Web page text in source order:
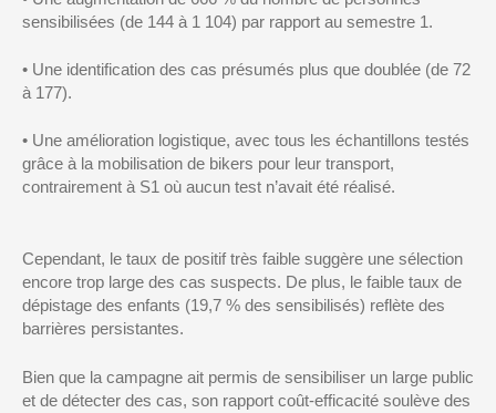
sensibilisées (de 144 à 1 104) par rapport au semestre 1 .
• Une identification des cas présumés plus que doublée (de 72
à 177).
• Une amélioration logistique, avec tous les échantillons testés
grâce à la mobilisation de bikers pour leur transport,
contrairement à S1 où aucun test n’avait été réalisé.
Cependant, le taux de positif très faible suggère une sélection
encore trop large des cas suspects. De plus, le faible taux de
dépistage des enfants (19,7 % des sensibilisés) reflète des
barrières persistantes.
Bien que la campagne ait permis de sensibiliser un large public
et de détecter des cas, son rapport coût-efficacité soulève des